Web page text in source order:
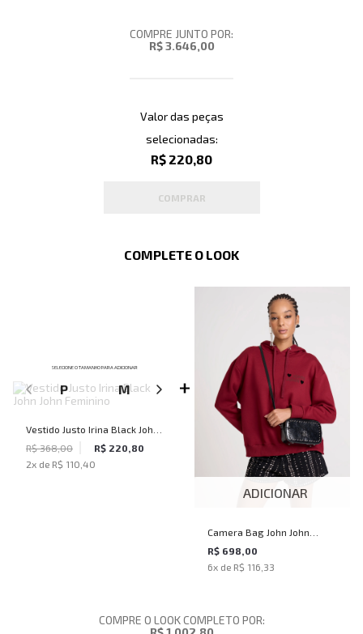
COMPRE JUNTO POR:
R$ 3.646,00
Valor das peças
selecionadas:
R$ 220,80
COMPRAR
COMPLETE O LOOK
SELECIONE O TAMANHO PARA ADICIONAR
P M G
Vestido Justo Irina Black John
John Feminino
R$ 368,00
R$ 220,80
2x de R$ 110,40
ADICIONAR
Camera Bag John John
Feminina
R$ 698,00
6x de R$ 116,33
COMPRE O LOOK COMPLETO POR: